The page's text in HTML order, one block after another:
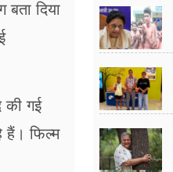
दिया
की गई
हैं। फिल्म